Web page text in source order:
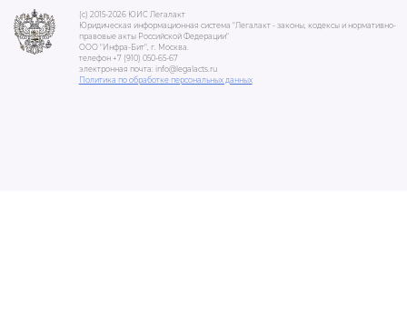
(c) 2015-2026 ЮИС Легалакт
Юридическая информационная система "Легалакт - законы, кодексы и нормативно-
правовые акты Российской Федерации"
ООО "Инфра-Бит", г. Москва.
телефон +7 (910) 050-65-67
электронная почта: info@legalacts.ru
Политика по обработке персональных данных